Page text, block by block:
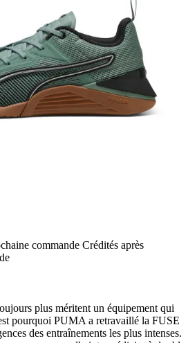
commande Crédités après
plus méritent un équipement qui
pourquoi PUMA a retravaillé la FUSE
des entraînements les plus intenses.